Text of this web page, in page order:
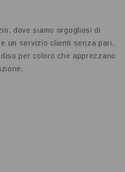
dove siamo orgogliosi di
un servizio clienti senza pari.
per coloro che apprezzano